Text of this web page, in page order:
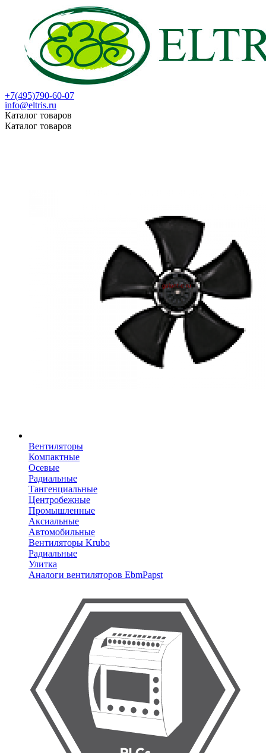
+7(495)790-60-07
info@eltris.ru
Каталог товаров
Каталог товаров
Вентиляторы
Компактные
Осевые
Радиальные
Тангенциальные
Центробежные
Промышленные
Аксиальные
Автомобильные
Вентиляторы Krubo
Радиальные
Улитка
Аналоги вентиляторов EbmPapst